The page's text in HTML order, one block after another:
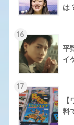
は
16
平
イ
17
料